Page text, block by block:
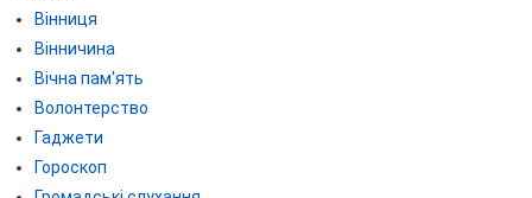
Вінниця
Вінничина
Вічна пам'ять
Волонтерство
Гаджети
Гороскоп